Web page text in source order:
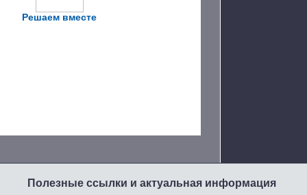
Решаем вместе
Полезные ссылки и актуальная информация